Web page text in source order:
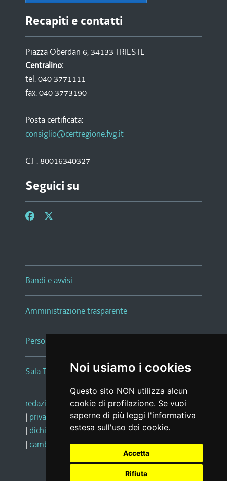
Noi usiamo i cookies
Questo sito NON utilizza alcun
cookie di profilazione. Se vuoi
saperne di più leggi l'informativa
estesa sull'uso dei cookie.
Accetta
Rifiuta
Recapiti e contatti
Piazza Oberdan 6, 34133 TRIESTE
Centralino:
tel. 040 3771111
fax. 040 3773190
Posta certificata:
consiglio@certregione.fvg.it
C.F. 80016340327
Seguici su
Bandi e avvisi
Amministrazione trasparente
Persone e Uffici
Sala Tiziano Tessitori
redazione web |note legali |glossario
| privacy
social media policy
| dichiarazione di accessibilità |feedback
| cambio preferenze cookie